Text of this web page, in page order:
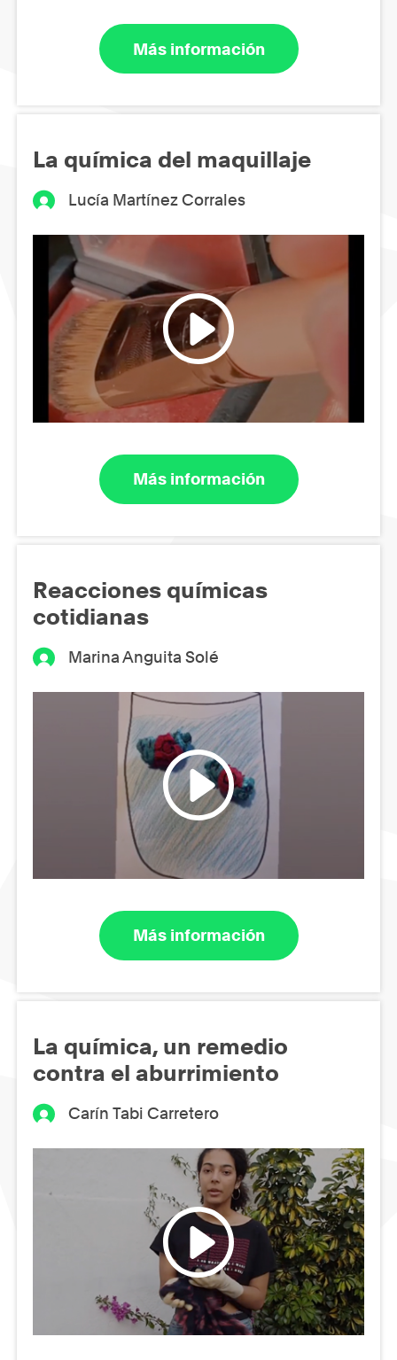
Más información
La química del maquillaje
Lucía Martínez Corrales
Más información
Reacciones químicas
cotidianas
Marina Anguita Solé
Más información
La química, un remedio
contra el aburrimiento
Carín Tabi Carretero